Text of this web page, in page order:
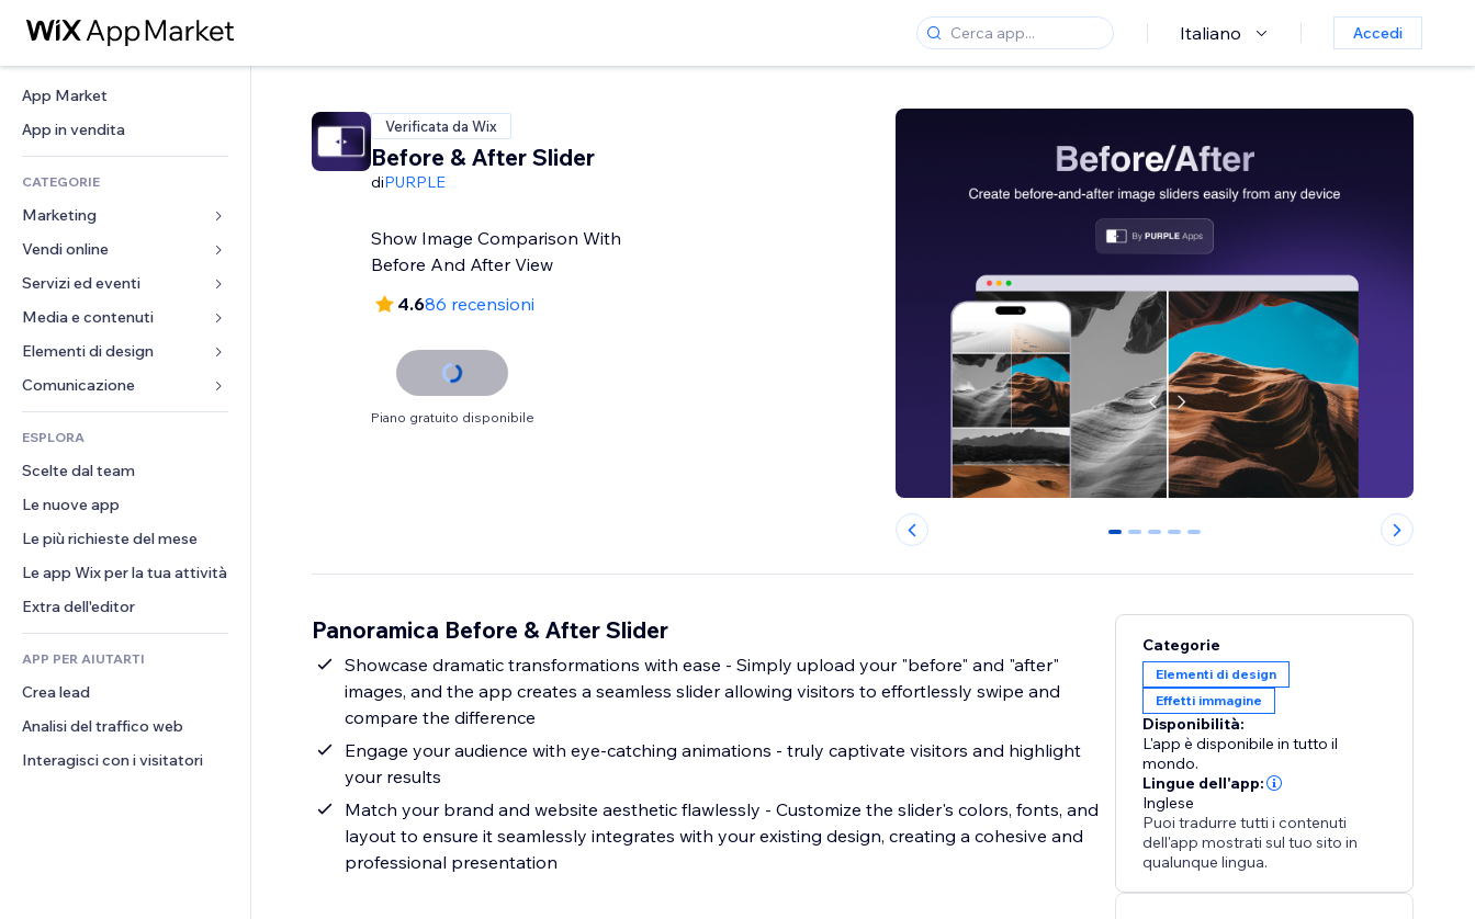
Italiano Accedi
App Market
App in vendita
CATEGORIE
Marketing
Inserzioni
Mobile
Dati analitici
Inserzioni sito
Email
Vendi online
App per Stores
Spedizione e consegna
Tasti Vendi
Amministrazione
Buoni e programmi fedeltà
Servizi ed eventi
Hotel
Eventi
Ristoranti
Immobiliare
Prenotazioni
Media e contenuti
Galleria
Musica
Podcast
Fotografia
Video
PDF
Condivisione file
Elementi di design
Mappe e navigazione
Privacy e sicurezza
Orologio
Template per pagine
Effetti immagine
Tasti e menu
Banner e badge
Calcolatrici
Cerca
Meteo
Grafici e tabelle
Moduli
Sondaggi
Chat
Commenti
Telefono
Community
Recensioni e testimonial
CRM
ESPLORA
Scelte dal team
Le nuove app
Le più richieste del mese
Le app Wix per la tua attività
Extra dell'editor
APP PER AIUTARTI
Crea lead
Analisi del traffico web
Interagisci con i visitatori
Verificata da Wix
Before & After Slider
diPURPLE
Show Image Comparison With
Before And After View
4.686 recensioni
Piano gratuito disponibile
0 1 2 3 4
Panoramica Before & After Slider
Showcase dramatic transformations with ease - Simply upload your "before" and "after"
images, and the app creates a seamless slider allowing visitors to effortlessly swipe and
compare the difference
Engage your audience with eye-catching animations - truly captivate visitors and highlight
your results
Match your brand and website aesthetic flawlessly - Customize the slider's colors, fonts, and
layout to ensure it seamlessly integrates with your existing design, creating a cohesive and
professional presentation
Categorie
Elementi di design
Effetti immagine
Disponibilità:
L'app è disponibile in tutto il
mondo.
Lingue dell'app:
Inglese
Puoi tradurre tutti i contenuti
dell'app mostrati sul tuo sito in
qualunque lingua.